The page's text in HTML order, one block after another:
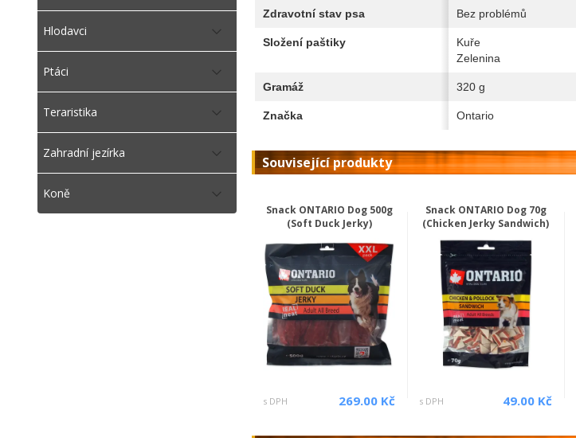
Hlodavci
Ptáci
Teraristika
Zahradní jezírka
Koně
Zdravotní stav psa Bez problémů
Složení paštiky
Kuře
Zelenina
Gramáž 320 g
Značka Ontario
Související produkty
Snack ONTARIO Dog 500g
(Soft Duck Jerky)
s DPH 269.00 Kč
Snack ONTARIO Dog 70g
(Chicken Jerky Sandwich)
s DPH 49.00 Kč